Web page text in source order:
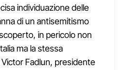
individuazione delle
di un antisemitismo
in pericolo non
ma la stessa
Fadlun, presidente